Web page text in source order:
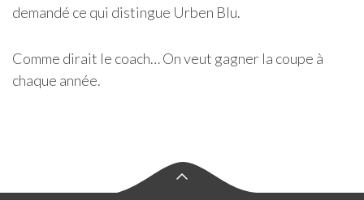
demandé ce qui distingue Urben Blu.
Comme dirait le coach… On veut gagner la coupe à
chaque année.